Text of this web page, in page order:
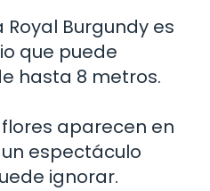
Royal Burgundy es
que puede
hasta 8 metros.
aparecen en
espectáculo
ignorar.